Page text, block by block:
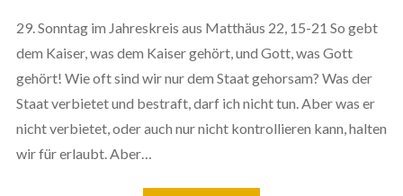
29. Sonntag im Jahreskreis aus Matthäus 22, 15-21 So gebt
dem Kaiser, was dem Kaiser gehört, und Gott, was Gott
gehört! Wie oft sind wir nur dem Staat gehorsam? Was der
Staat verbietet und bestraft, darf ich nicht tun. Aber was er
nicht verbietet, oder auch nur nicht kontrollieren kann, halten
wir für erlaubt. Aber…